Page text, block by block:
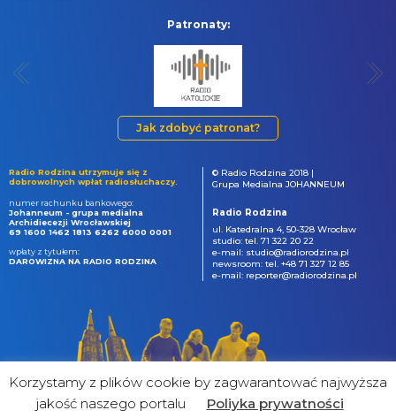
Patronaty:
Jak zdobyć patronat?
Radio Rodzina utrzymuje się z
dobrowolnych wpłat radiosłuchaczy.
numer rachunku bankowego:
Johanneum - grupa medialna
Archidiecezji Wrocławskiej
69 1600 1462 1813 6262 6000 0001
wpłaty z tytułem:
DAROWIZNA NA RADIO RODZINA
© Radio Rodzina 2018 |
Grupa Medialna JOHANNEUM
Radio Rodzina
ul. Katedralna 4, 50-328 Wrocław
studio: tel. 71 322 20 22
e-mail: studio@radiorodzina.pl
newsroom: tel. +48 71 327 12 85
e-mail: reporter@radiorodzina.pl
Korzystamy z plików cookie by zagwarantować najwyższa
jakość naszego portalu
Poliyka prywatności